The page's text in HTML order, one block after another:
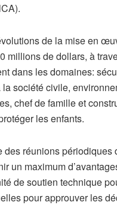
de la mise en
millions de dollars, à
dans les domaines:
société civile,
chef de famille et
les enfants.
des réunions
un maximum
de soutien technique
pour approuver les